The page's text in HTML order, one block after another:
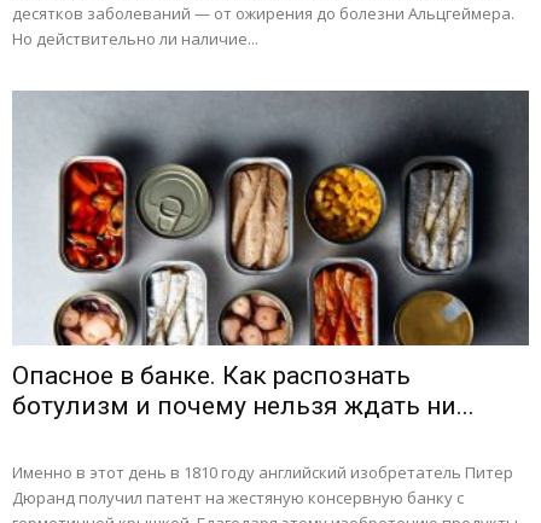
десятков заболеваний — от ожирения до болезни Альцгеймера.
Но действительно ли наличие...
Опасное в банке. Как распознать
ботулизм и почему нельзя ждать ни...
Именно в этот день в 1810 году английский изобретатель Питер
Дюранд получил патент на жестяную консервную банку с